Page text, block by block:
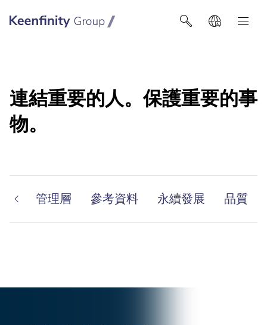
Keenfinity Group智能建筑技术
連結重要的人。保護重要的事
物。
訊 管理層 參考資料 永續發展 品質